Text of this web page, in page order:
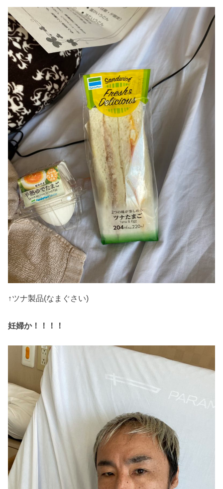
↑ツナ製品(なまぐさい)
妊婦か！！！！